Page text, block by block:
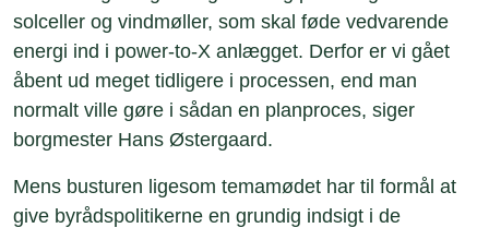
solceller og vindmøller, som skal føde vedvarende
energi ind i power-to-X anlægget. Derfor er vi gået
åbent ud meget tidligere i processen, end man
normalt ville gøre i sådan en planproces, siger
borgmester Hans Østergaard.
Mens busturen ligesom temamødet har til formål at
give byrådspolitikerne en grundig indsigt i de